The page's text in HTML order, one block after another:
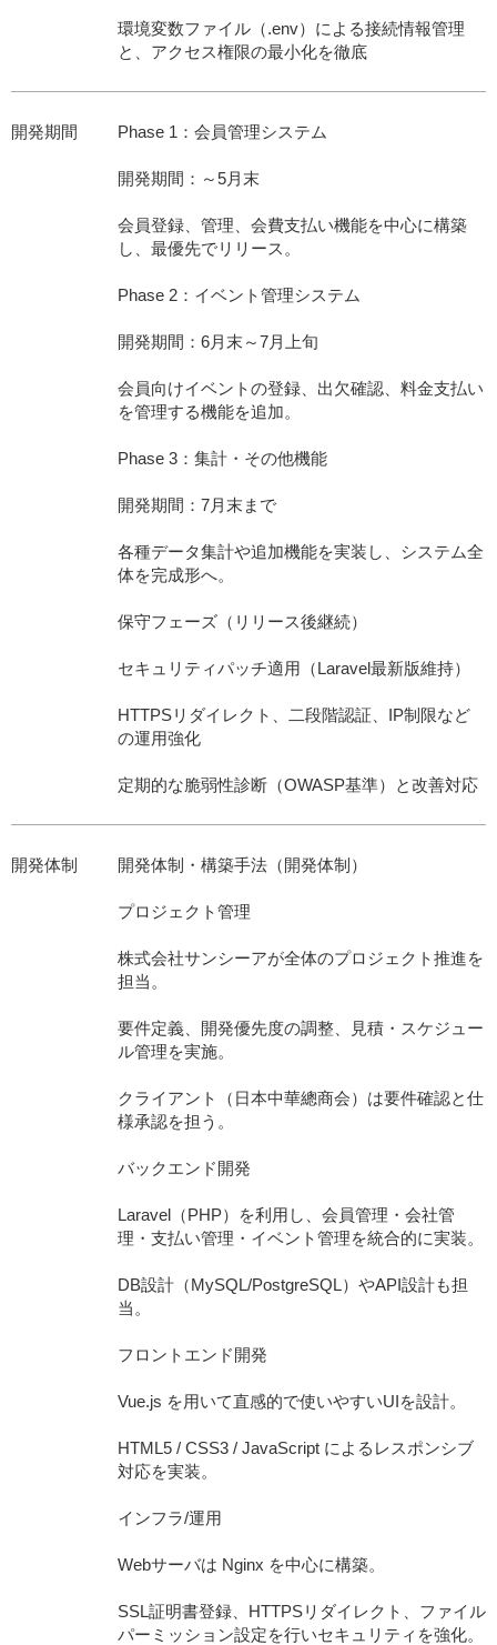
環境変数ファイル（.env）による接続情報管理
と、アクセス権限の最小化を徹底
開発期間 Phase 1：会員管理システム
開発期間：～5月末
会員登録、管理、会費支払い機能を中心に構築
し、最優先でリリース。
Phase 2：イベント管理システム
開発期間：6月末～7月上旬
会員向けイベントの登録、出欠確認、料金支払い
を管理する機能を追加。
Phase 3：集計・その他機能
開発期間：7月末まで
各種データ集計や追加機能を実装し、システム全
体を完成形へ。
保守フェーズ（リリース後継続）
セキュリティパッチ適用（Laravel最新版維持）
HTTPSリダイレクト、二段階認証、IP制限など
の運用強化
定期的な脆弱性診断（OWASP基準）と改善対応
開発体制 開発体制・構築手法（開発体制）
プロジェクト管理
株式会社サンシーアが全体のプロジェクト推進を
担当。
要件定義、開発優先度の調整、見積・スケジュー
ル管理を実施。
クライアント（日本中華總商会）は要件確認と仕
様承認を担う。
バックエンド開発
Laravel（PHP）を利用し、会員管理・会社管
理・支払い管理・イベント管理を統合的に実装。
DB設計（MySQL/PostgreSQL）やAPI設計も担
当。
フロントエンド開発
Vue.js を用いて直感的で使いやすいUIを設計。
HTML5 / CSS3 / JavaScript によるレスポンシブ
対応を実装。
インフラ/運用
Webサーバは Nginx を中心に構築。
SSL証明書登録、HTTPSリダイレクト、ファイル
パーミッション設定を行いセキュリティを強化。